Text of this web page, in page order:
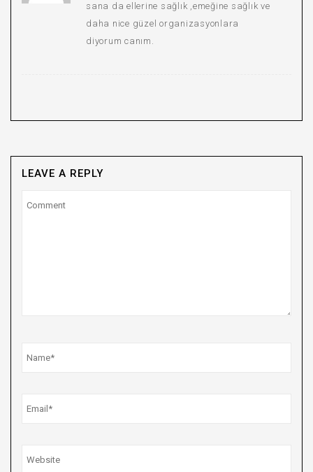
sana da ellerine sağlık ,emeğine sağlık ve
daha nice güzel organizasyonlara
diyorum canım.
LEAVE A REPLY